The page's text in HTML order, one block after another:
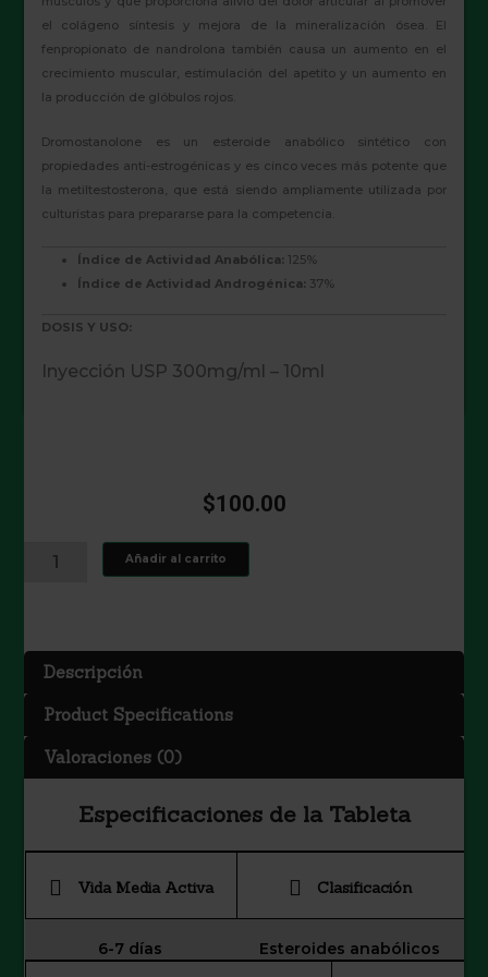
$100.00
NANDROLONE
DECANOATE
cantidad
Añadir al carrito
el colágeno síntesis y mejora de la mineralización ósea. El
fenpropionato de nandrolona también causa un aumento en el
crecimiento muscular, estimulación del apetito y un aumento en
la producción de glóbulos rojos.
Dromostanolone es un esteroide anabólico sintético con
propiedades anti-estrogénicas y es cinco veces más potente que
la metiltestosterona, que está siendo ampliamente utilizada por
culturistas para prepararse para la competencia.
Índice de Actividad Anabólica: 125%
Índice de Actividad Androgénica: 37%
DOSIS Y USO:
Inyección USP 300mg/ml – 10ml
Descripción
Product Specifications
Valoraciones (0)
Especificaciones de la Tableta
Vida Media Activa Clasificación
6-7 días Esteroides anabólicos